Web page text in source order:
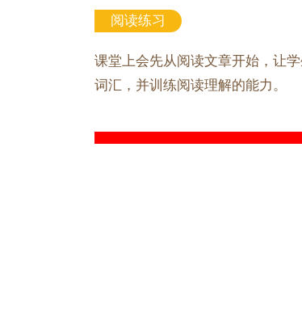
阅读练习
课堂上会先从阅读文章开始，让
词汇，并训练阅读理解的能力。